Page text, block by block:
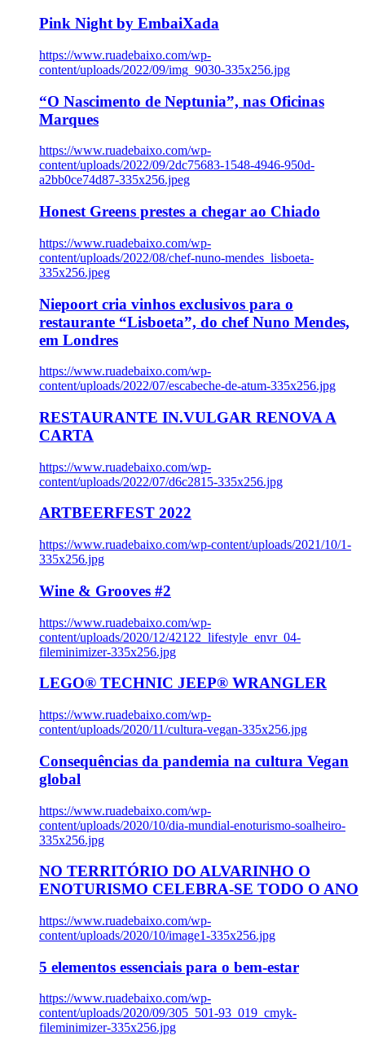
Pink Night by EmbaiXada
https://www.ruadebaixo.com/wp-
content/uploads/2022/09/img_9030-335x256.jpg
“O Nascimento de Neptunia”, nas Oficinas
Marques
https://www.ruadebaixo.com/wp-
content/uploads/2022/09/2dc75683-1548-4946-950d-
a2bb0ce74d87-335x256.jpeg
Honest Greens prestes a chegar ao Chiado
https://www.ruadebaixo.com/wp-
content/uploads/2022/08/chef-nuno-mendes_lisboeta-
335x256.jpeg
Niepoort cria vinhos exclusivos para o
restaurante “Lisboeta”, do chef Nuno Mendes,
em Londres
https://www.ruadebaixo.com/wp-
content/uploads/2022/07/escabeche-de-atum-335x256.jpg
RESTAURANTE IN.VULGAR RENOVA A
CARTA
https://www.ruadebaixo.com/wp-
content/uploads/2022/07/d6c2815-335x256.jpg
ARTBEERFEST 2022
https://www.ruadebaixo.com/wp-content/uploads/2021/10/1-
335x256.jpg
Wine & Grooves #2
https://www.ruadebaixo.com/wp-
content/uploads/2020/12/42122_lifestyle_envr_04-
fileminimizer-335x256.jpg
LEGO® TECHNIC JEEP® WRANGLER
https://www.ruadebaixo.com/wp-
content/uploads/2020/11/cultura-vegan-335x256.jpg
Consequências da pandemia na cultura Vegan
global
https://www.ruadebaixo.com/wp-
content/uploads/2020/10/dia-mundial-enoturismo-soalheiro-
335x256.jpg
NO TERRITÓRIO DO ALVARINHO O
ENOTURISMO CELEBRA-SE TODO O ANO
https://www.ruadebaixo.com/wp-
content/uploads/2020/10/image1-335x256.jpg
5 elementos essenciais para o bem-estar
https://www.ruadebaixo.com/wp-
content/uploads/2020/09/305_501-93_019_cmyk-
fileminimizer-335x256.jpg